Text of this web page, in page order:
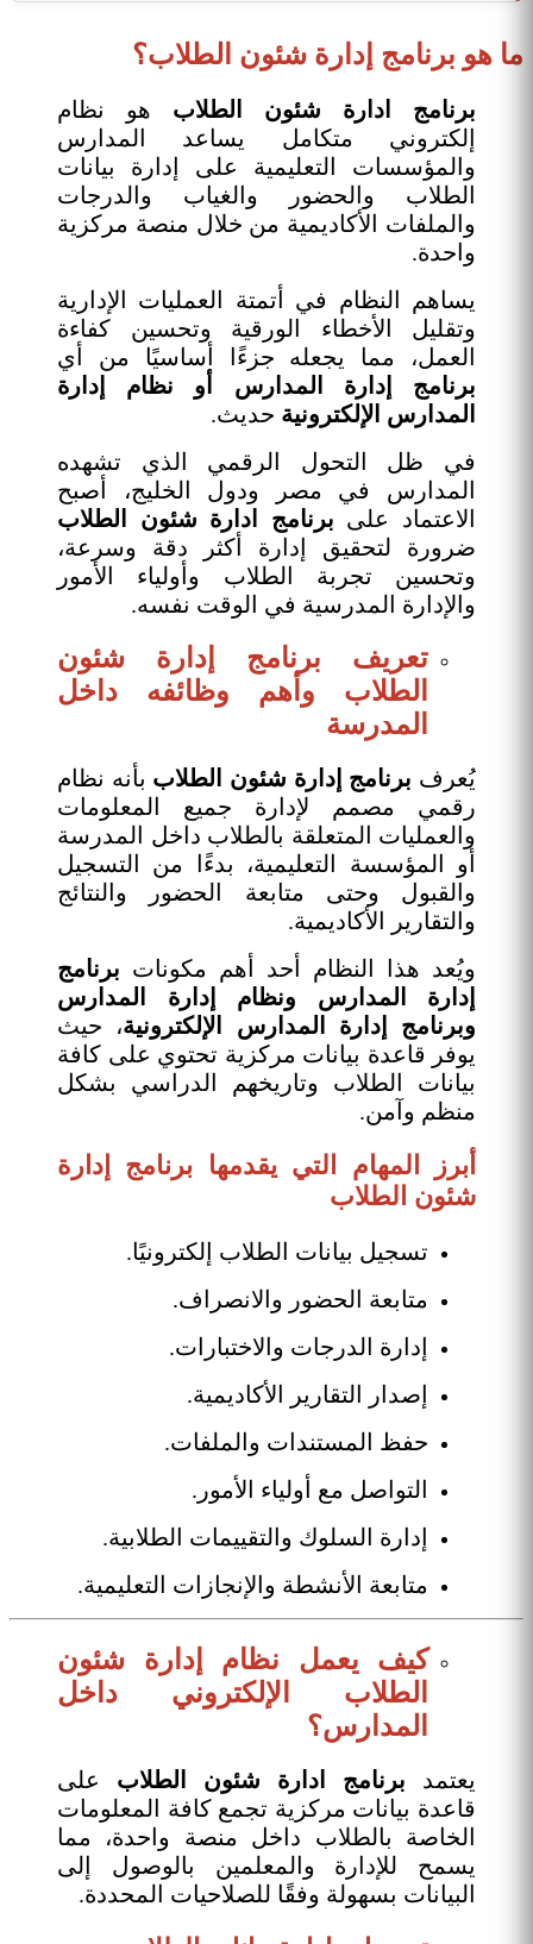
ما هو برنامج إدارة شئون الطلاب؟
برنامج ادارة شئون الطلاب هو نظام
إلكتروني متكامل يساعد المدارس
والمؤسسات التعليمية على إدارة بيانات
الطلاب والحضور والغياب والدرجات
والملفات الأكاديمية من خلال منصة مركزية
واحدة.
يساهم النظام في أتمتة العمليات الإدارية
وتقليل الأخطاء الورقية وتحسين كفاءة
العمل، مما يجعله جزءًا أساسيًا من أي
برنامج إدارة المدارس أو نظام إدارة
المدارس الإلكترونية حديث.
في ظل التحول الرقمي الذي تشهده
المدارس في مصر ودول الخليج، أصبح
الاعتماد على برنامج ادارة شئون الطلاب
ضرورة لتحقيق إدارة أكثر دقة وسرعة،
وتحسين تجربة الطلاب وأولياء الأمور
والإدارة المدرسية في الوقت نفسه.
تعريف برنامج إدارة شئون
الطلاب وأهم وظائفه داخل
المدرسة
يُعرف برنامج إدارة شئون الطلاب بأنه نظام
رقمي مصمم لإدارة جميع المعلومات
والعمليات المتعلقة بالطلاب داخل المدرسة
أو المؤسسة التعليمية، بدءًا من التسجيل
والقبول وحتى متابعة الحضور والنتائج
والتقارير الأكاديمية.
ويُعد هذا النظام أحد أهم مكونات برنامج
إدارة المدارس ونظام إدارة المدارس
وبرنامج إدارة المدارس الإلكترونية، حيث
يوفر قاعدة بيانات مركزية تحتوي على كافة
بيانات الطلاب وتاريخهم الدراسي بشكل
منظم وآمن.
أبرز المهام التي يقدمها برنامج إدارة
شئون الطلاب
تسجيل بيانات الطلاب إلكترونيًا.
متابعة الحضور والانصراف.
إدارة الدرجات والاختبارات.
إصدار التقارير الأكاديمية.
حفظ المستندات والملفات.
التواصل مع أولياء الأمور.
إدارة السلوك والتقييمات الطلابية.
متابعة الأنشطة والإنجازات التعليمية.
كيف يعمل نظام إدارة شئون
الطلاب الإلكتروني داخل
المدارس؟
يعتمد برنامج ادارة شئون الطلاب على
قاعدة بيانات مركزية تجمع كافة المعلومات
الخاصة بالطلاب داخل منصة واحدة، مما
يسمح للإدارة والمعلمين بالوصول إلى
البيانات بسهولة وفقًا للصلاحيات المحددة.